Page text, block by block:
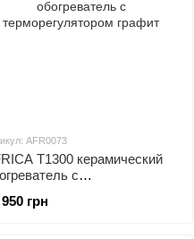
AFR0073
T1300 керамический
с
грн